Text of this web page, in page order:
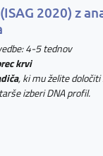
2020) z
4-5 tednov
krvi
, ki mu želite
izberi DNA profil.